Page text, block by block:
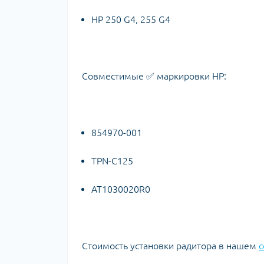
HP 250 G4, 255 G4
Совместимые ✅ маркировки HP:
854970-001
TPN-C125
AT1030020R0
Стоимость установки радитора в нашем